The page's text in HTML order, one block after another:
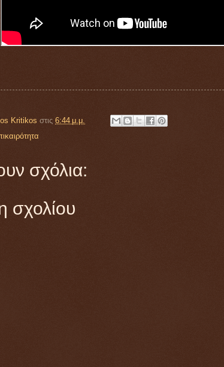
Kritikos στις 6:44 μ.μ.
σχόλια:
σχολίου